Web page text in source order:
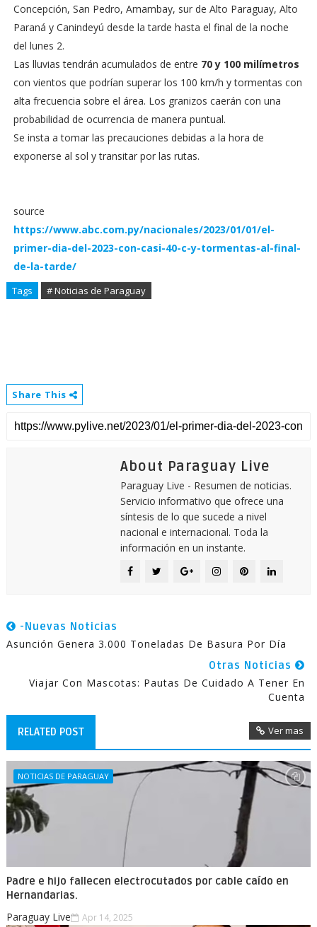
Concepción, San Pedro, Amambay, sur de Alto Paraguay, Alto
Paraná y Canindeyú desde la tarde hasta el final de la noche
del lunes 2.
Las lluvias tendrán acumulados de entre 70 y 100 milímetros
con vientos que podrían superar los 100 km/h y tormentas con
alta frecuencia sobre el área. Los granizos caerán con una
probabilidad de ocurrencia de manera puntual.
Se insta a tomar las precauciones debidas a la hora de
exponerse al sol y transitar por las rutas.
source
https://www.abc.com.py/nacionales/2023/01/01/el-
primer-dia-del-2023-con-casi-40-c-y-tormentas-al-final-
de-la-tarde/
Tags # Noticias de Paraguay
Share This
About Paraguay Live
Paraguay Live - Resumen de noticias.
Servicio informativo que ofrece una
síntesis de lo que sucede a nivel
nacional e internacional. Toda la
información en un instante.
-Nuevas Noticias
Asunción Genera 3.000 Toneladas De Basura Por Día
Otras Noticias
Viajar Con Mascotas: Pautas De Cuidado A Tener En
Cuenta
RELATED POST Ver mas
NOTICIAS DE PARAGUAY
Padre e hijo fallecen electrocutados por cable caído en
Hernandarias.
Paraguay Live Apr 14, 2025